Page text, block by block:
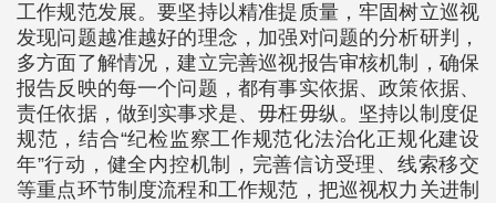
工作规范发展。要坚持以精准提质量，牢固树立巡视
发现问题越准越好的理念，加强对问题的分析研判，
多方面了解情况，建立完善巡视报告审核机制，确保
报告反映的每一个问题，都有事实依据、政策依据、
责任依据，做到实事求是、毋枉毋纵。坚持以制度促
规范，结合“纪检监察工作规范化法治化正规化建设
年”行动，健全内控机制，完善信访受理、线索移交
等重点环节制度流程和工作规范，把巡视权力关进制